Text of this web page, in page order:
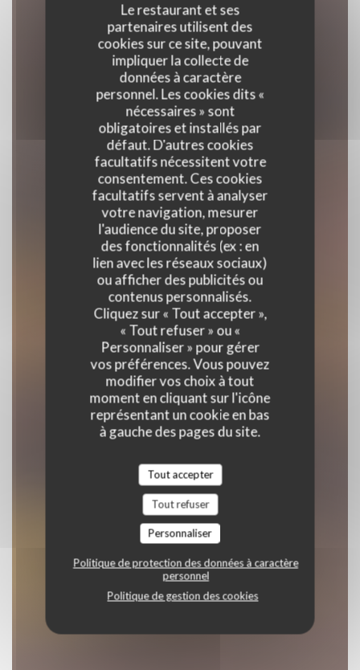
Le restaurant et ses
partenaires utilisent des
cookies sur ce site, pouvant
impliquer la collecte de
données à caractère
personnel. Les cookies dits «
nécessaires » sont
obligatoires et installés par
défaut. D'autres cookies
facultatifs nécessitent votre
consentement. Ces cookies
facultatifs servent à analyser
votre navigation, mesurer
l'audience du site, proposer
des fonctionnalités (ex : en
lien avec les réseaux sociaux)
ou afficher des publicités ou
contenus personnalisés.
Cliquez sur « Tout accepter »,
« Tout refuser » ou «
Personnaliser » pour gérer
vos préférences. Vous pouvez
modifier vos choix à tout
moment en cliquant sur l'icône
représentant un cookie en bas
à gauche des pages du site.
Tout accepter
Tout refuser
Personnaliser
Politique de protection des données à caractère
personnel
Politique de gestion des cookies
L'Aire de Famille
RESTAURANT TRADITIONNEL
|PLOEGSTEERT
RÉSERVER